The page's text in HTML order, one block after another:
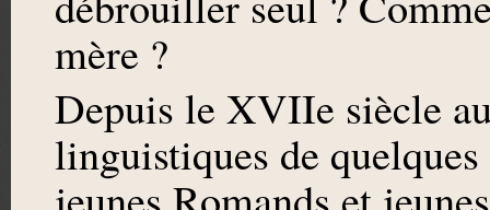
mère ?
Depuis le XVIIe siècle
linguistiques de